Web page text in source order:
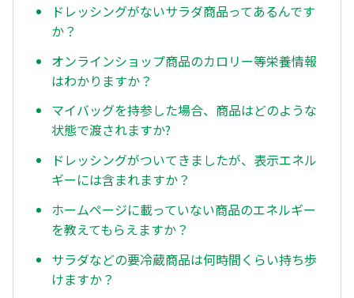
ドレッシングがないサラダ商品ってあるんです
か？
オンラインショップ商品のカロリー等栄養情報
はわかりますか？
マイバッグを持参した場合、商品はどのような
状態で渡されますか?
ドレッシングがついてきましたが、表示エネル
ギーには含まれますか？
ホームページに載っていない商品のエネルギー
を教えてもらえますか？
サラダなどの要冷蔵商品は何時間くらい持ち歩
けますか？